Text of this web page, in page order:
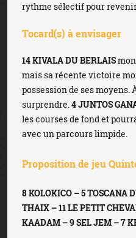
rythme sélectif pour
Tocard(s) à envisager
14 KIVALA DU BERLAIS
mais sa récente victoire
possession de ses moyens.
surprendre.4 JUNTOS
les courses de fond et
avec un parcours limpide.
Proposition de jeu
8 KOLOKICO – 5 TOSCANA
THAIX – 11 LE PETIT
KAADAM – 9 SEL JEM – 7